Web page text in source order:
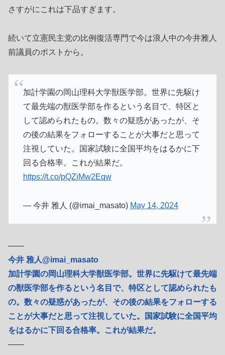
さすがにこれは下品すぎます。
続いて立憲民主党の比例復活専門で今は浪人中の今井雅人
前議員のポストから。
加計学園の岡山理科大学獣医学部。世界に先駆け
て最先端の獣医学部を作るという名目で、特区と
して認められたもの。数々の疑惑があったが、そ
の後の結果をフォローすることが大事だと思って
注視していた。国家試験に全国平均をはるかに下
回る合格率。これが結果だ。
https://t.co/pQZjMw2Eqw
— 今井 雅人 (@imai_masato) May 14, 2024
――
今井 雅人@imai_masato
加計学園の岡山理科大学獣医学部。世界に先駆けて最先端
の獣医学部を作るという名目で、特区として認められたも
の。数々の疑惑があったが、その後の結果をフォローする
ことが大事だと思って注視していた。国家試験に全国平均
をはるかに下回る合格率。これが結果だ。
――